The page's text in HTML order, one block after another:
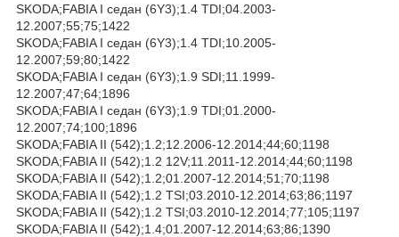
SKODA;FABIA I седан (6Y3);1.4 TDI;04.2003-
12.2007;55;75;1422
SKODA;FABIA I седан (6Y3);1.4 TDI;10.2005-
12.2007;59;80;1422
SKODA;FABIA I седан (6Y3);1.9 SDI;11.1999-
12.2007;47;64;1896
SKODA;FABIA I седан (6Y3);1.9 TDI;01.2000-
12.2007;74;100;1896
SKODA;FABIA II (542);1.2;12.2006-12.2014;44;60;1198
SKODA;FABIA II (542);1.2 12V;11.2011-12.2014;44;60;1198
SKODA;FABIA II (542);1.2;01.2007-12.2014;51;70;1198
SKODA;FABIA II (542);1.2 TSI;03.2010-12.2014;63;86;1197
SKODA;FABIA II (542);1.2 TSI;03.2010-12.2014;77;105;1197
SKODA;FABIA II (542);1.4;01.2007-12.2014;63;86;1390